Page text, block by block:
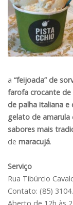
a “feijoada” de
farofa crocante de
de palha italiana e
gelato de amarula
sabores mais
de maracujá.
Serviço
Rua Tibúrcio
Contato: (85)